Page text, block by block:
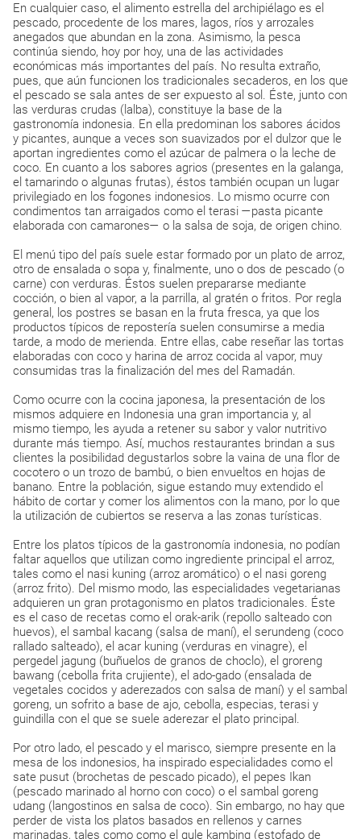
En cualquier caso, el alimento estrella del archipiélago es el
pescado, procedente de los mares, lagos, ríos y arrozales
anegados que abundan en la zona. Asimismo, la pesca
continúa siendo, hoy por hoy, una de las actividades
económicas más importantes del país. No resulta extraño,
pues, que aún funcionen los tradicionales secaderos, en los que
el pescado se sala antes de ser expuesto al sol. Éste, junto con
las verduras crudas (lalba), constituye la base de la
gastronomía indonesia. En ella predominan los sabores ácidos
y picantes, aunque a veces son suavizados por el dulzor que le
aportan ingredientes como el azúcar de palmera o la leche de
coco. En cuanto a los sabores agrios (presentes en la galanga,
el tamarindo o algunas frutas), éstos también ocupan un lugar
privilegiado en los fogones indonesios. Lo mismo ocurre con
condimentos tan arraigados como el terasi —pasta picante
elaborada con camarones— o la salsa de soja, de origen chino.
El menú tipo del país suele estar formado por un plato de arroz,
otro de ensalada o sopa y, finalmente, uno o dos de pescado (o
carne) con verduras. Éstos suelen prepararse mediante
cocción, o bien al vapor, a la parrilla, al gratén o fritos. Por regla
general, los postres se basan en la fruta fresca, ya que los
productos típicos de repostería suelen consumirse a media
tarde, a modo de merienda. Entre ellas, cabe reseñar las tortas
elaboradas con coco y harina de arroz cocida al vapor, muy
consumidas tras la finalización del mes del Ramadán.
Como ocurre con la cocina japonesa, la presentación de los
mismos adquiere en Indonesia una gran importancia y, al
mismo tiempo, les ayuda a retener su sabor y valor nutritivo
durante más tiempo. Así, muchos restaurantes brindan a sus
clientes la posibilidad degustarlos sobre la vaina de una flor de
cocotero o un trozo de bambú, o bien envueltos en hojas de
banano. Entre la población, sigue estando muy extendido el
hábito de cortar y comer los alimentos con la mano, por lo que
la utilización de cubiertos se reserva a las zonas turísticas.
Entre los platos típicos de la gastronomía indonesia, no podían
faltar aquellos que utilizan como ingrediente principal el arroz,
tales como el nasi kuning (arroz aromático) o el nasi goreng
(arroz frito). Del mismo modo, las especialidades vegetarianas
adquieren un gran protagonismo en platos tradicionales. Éste
es el caso de recetas como el orak-arik (repollo salteado con
huevos), el sambal kacang (salsa de maní), el serundeng (coco
rallado salteado), el acar kuning (verduras en vinagre), el
pergedel jagung (buñuelos de granos de choclo), el groreng
bawang (cebolla frita crujiente), el ado-gado (ensalada de
vegetales cocidos y aderezados con salsa de maní) y el sambal
goreng, un sofrito a base de ajo, cebolla, especias, terasi y
guindilla con el que se suele aderezar el plato principal.
Por otro lado, el pescado y el marisco, siempre presente en la
mesa de los indonesios, ha inspirado especialidades como el
sate pusut (brochetas de pescado picado), el pepes Ikan
(pescado marinado al horno con coco) o el sambal goreng
udang (langostinos en salsa de coco). Sin embargo, no hay que
perder de vista los platos basados en rellenos y carnes
marinadas, tales como como el gule kambing (estofado de